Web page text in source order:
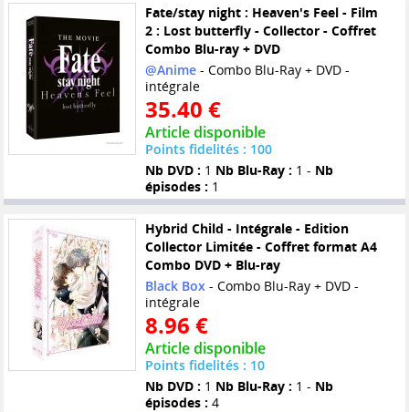
Fate/stay night : Heaven's Feel - Film
2 : Lost butterfly - Collector - Coffret
Combo Blu-ray + DVD
@Anime- Combo Blu-Ray + DVD -
intégrale
35.40 €
Article disponible
Points fidelités : 100
Nb DVD : 1 Nb Blu-Ray : 1 - Nb
épisodes : 1
Hybrid Child - Intégrale - Edition
Collector Limitée - Coffret format A4
Combo DVD + Blu-ray
Black Box - Combo Blu-Ray + DVD -
intégrale
8.96 €
Article disponible
Points fidelités : 10
Nb DVD : 1 Nb Blu-Ray : 1 - Nb
épisodes : 4